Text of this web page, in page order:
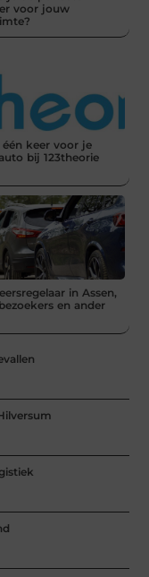
voor jouw
één keer voor je
bij 123theorie
in Assen,
en ander